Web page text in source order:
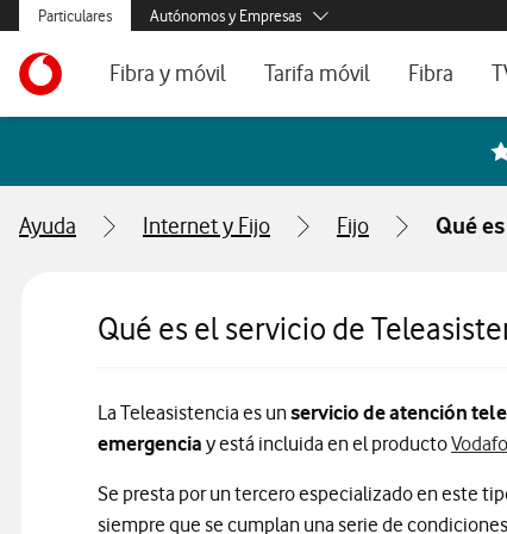
Menús secundarios. Enlace a particulares, empresas y
Particulares
Menus de segmentación para empresas y
Autónomos y Empresas
Pymes
Ir a la pagina principal de vodafone.es
Fibra y móvil
Tarifas Fibra y Móvil
Tarifas Fibra y 2 Móvil
Configura tu tarifa
Tarifa móvil
Tarifas móvil prepago
Fibra
Tarifas de
Internet
Consulta
Ayuda Internet y Fijo Fijo Qué
Qué es el servicio de
La Teleasistencia es unservicio de atención
emergencia y está incluida en el producto
Se presta por un tercero especializado en este
siempre que se cumplan una serie de